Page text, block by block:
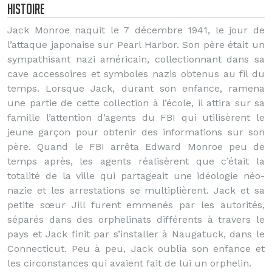
Histoire
Jack Monroe naquit le 7 décembre 1941, le jour de
l’attaque japonaise sur Pearl Harbor. Son père était un
sympathisant nazi américain, collectionnant dans sa
cave accessoires et symboles nazis obtenus au fil du
temps. Lorsque Jack, durant son enfance, ramena
une partie de cette collection à l’école, il attira sur sa
famille l’attention d’agents du FBI qui utilisèrent le
jeune garçon pour obtenir des informations sur son
père. Quand le FBI arrêta Edward Monroe peu de
temps après, les agents réalisèrent que c’était la
totalité de la ville qui partageait une idéologie néo-
nazie et les arrestations se multiplièrent. Jack et sa
petite sœur Jill furent emmenés par les autorités,
séparés dans des orphelinats différents à travers le
pays et Jack finit par s’installer à Naugatuck, dans le
Connecticut. Peu à peu, Jack oublia son enfance et
les circonstances qui avaient fait de lui un orphelin.